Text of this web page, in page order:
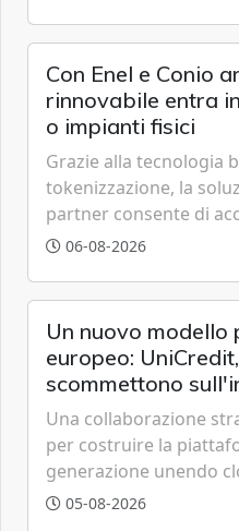
Con Enel e Conio
rinnovabile entra
o impianti fisici
Grazie alla tecnologia
tokenizzazione, la
partner consente di
all'eolico ottenendo
06-08-2026
Un nuovo modello
europeo:
scommettono
tecnologica
Una collaborazione
per costruire la
generazione unendo
artificiale.
05-08-2026